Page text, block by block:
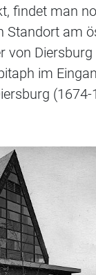
findet man
Standort am
von
im
(1674-